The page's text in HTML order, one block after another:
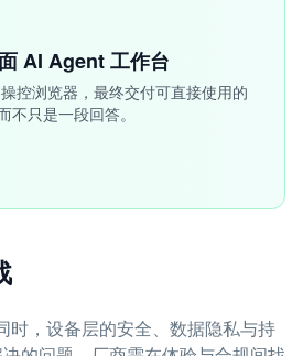
AI Agent 工作台
控浏览器，最终交付可直接使用的
不只是一段回答。
时，设备层的安全、数据隐私与持